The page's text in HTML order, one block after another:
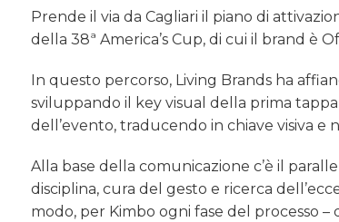
Prende il via da Cagliari il piano di
della 38ª America’s Cup, di cui il brand è
In questo percorso, Living Brands ha
sviluppando il key visual della prima
dell’evento, traducendo in chiave visiva
Alla base della comunicazione c’è il
disciplina, cura del gesto e ricerca
modo, per Kimbo ogni fase del processo